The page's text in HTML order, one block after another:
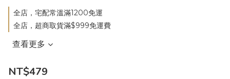
全店，宅配常溫滿1200免運
全店，超商取貨滿$999免運費
查看更多
NT$479